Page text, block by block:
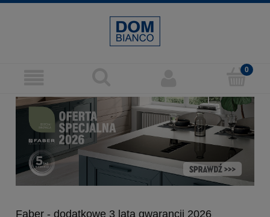
Faber - dodatkowe 3 lata gwarancji 2026